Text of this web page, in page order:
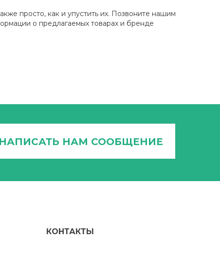
просто, как и упустить их. Позвоните нашим
о предлагаемых товарах и бренде
НАПИСАТЬ НАМ СООБЩЕНИЕ
КОНТАКТЫ